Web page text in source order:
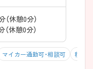
休憩0分）
休憩0分）
マイカー通勤可・相談可 積極